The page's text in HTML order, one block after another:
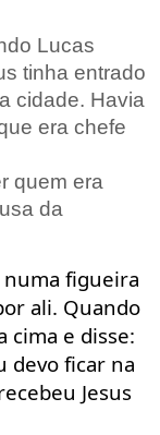
Lucas
tinha entrado
cidade. Havia
era chefe
quem era
da
figueira
ali. Quando
cima e disse:
devo ficar na
Jesus